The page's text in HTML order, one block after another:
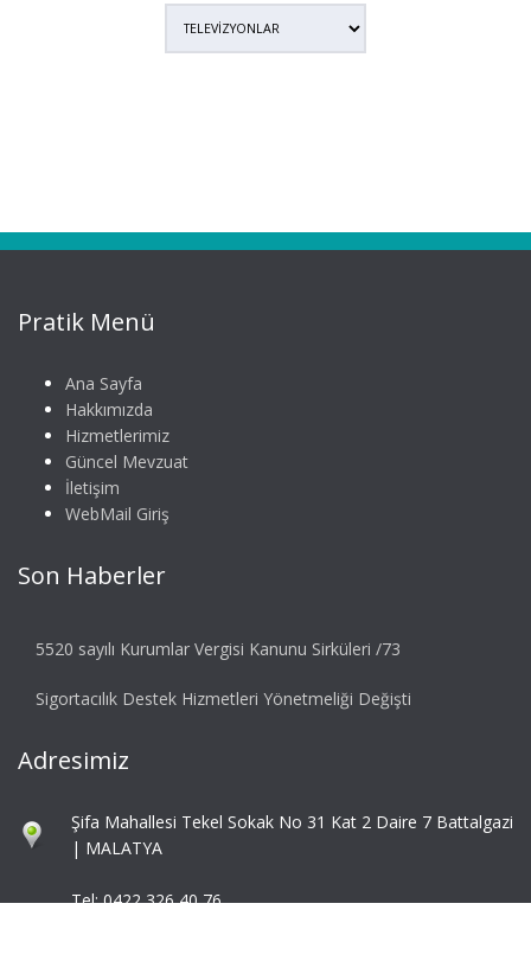
Pratik Menü
Ana Sayfa
Hakkımızda
Hizmetlerimiz
Güncel Mevzuat
İletişim
WebMail Giriş
Son Haberler
5520 sayılı Kurumlar Vergisi Kanunu Sirküleri /73
Sigortacılık Destek Hizmetleri Yönetmeliği Değişti
Adresimiz
Şifa Mahallesi Tekel Sokak No 31 Kat 2 Daire 7 Battalgazi
| MALATYA
Tel: 0422 326 40 76